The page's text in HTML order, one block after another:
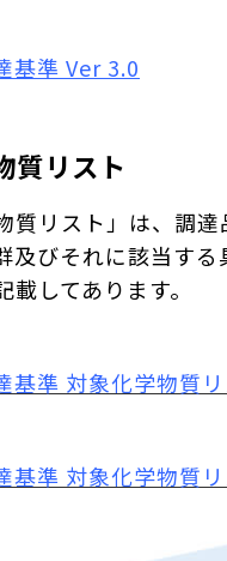
基準 Ver 3.0
質リスト
質リスト」は、調
及びそれに該当す
してあります。
基準 対象化学物質
基準 対象化学物質